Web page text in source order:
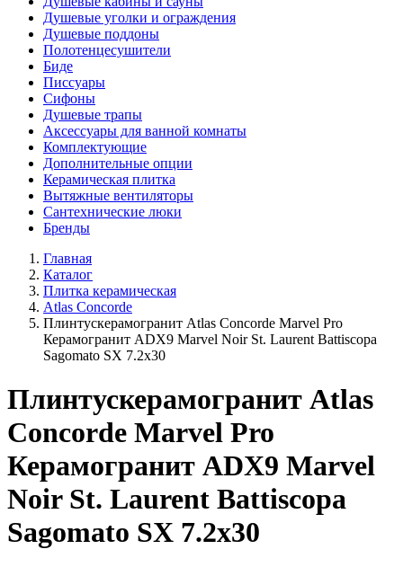
Душевые уголки и ограждения
Душевые поддоны
Полотенцесушители
Биде
Писсуары
Сифоны
Душевые трапы
Аксессуары для ванной комнаты
Комплектующие
Дополнительные опции
Керамическая плитка
Вытяжные вентиляторы
Сантехнические люки
Бренды
Главная
Каталог
Плитка керамическая
Atlas Concorde
Плинтускерамогранит Atlas Concorde Marvel Pro
Керамогранит ADX9 Marvel Noir St. Laurent Battiscopa
Sagomato SX 7.2x30
Плинтускерамогранит Atlas
Concorde Marvel Pro
Керамогранит ADX9 Marvel
Noir St. Laurent Battiscopa
Sagomato SX 7.2x30